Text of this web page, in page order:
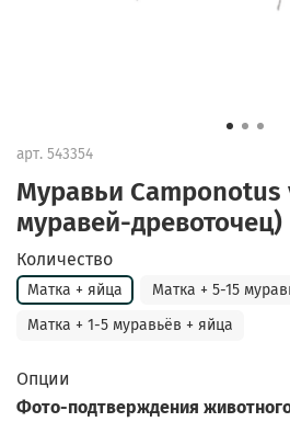
арт. 543354
Муравьи
муравей-древоточец)
Количество
Матка + яйца
Матка + 5-15
Матка + 1-5 муравьёв + яйца
Опции
Фото-подтверждения